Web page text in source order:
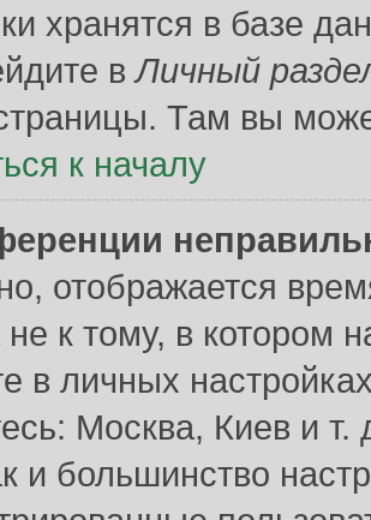
хранятся в базе
вЛичный
Там вы
к началу
отображается
не к тому, в котором
в личных
Москва, Киев и т.
и большинство